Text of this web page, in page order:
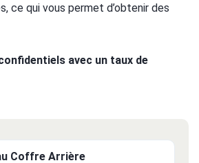
ce qui vous permet d’obtenir des
avec un taux de
Coffre Arrière